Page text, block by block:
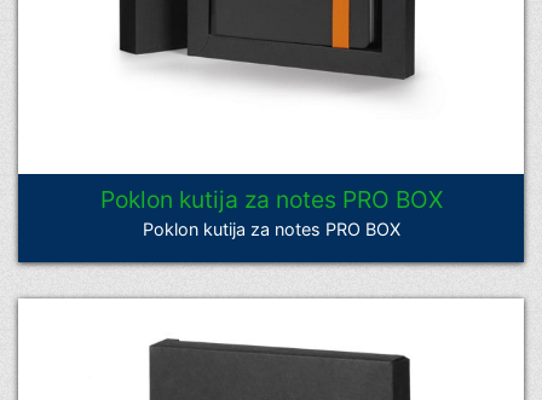
Poklon kutija za notes PRO BOX
Poklon kutija za notes PRO BOX